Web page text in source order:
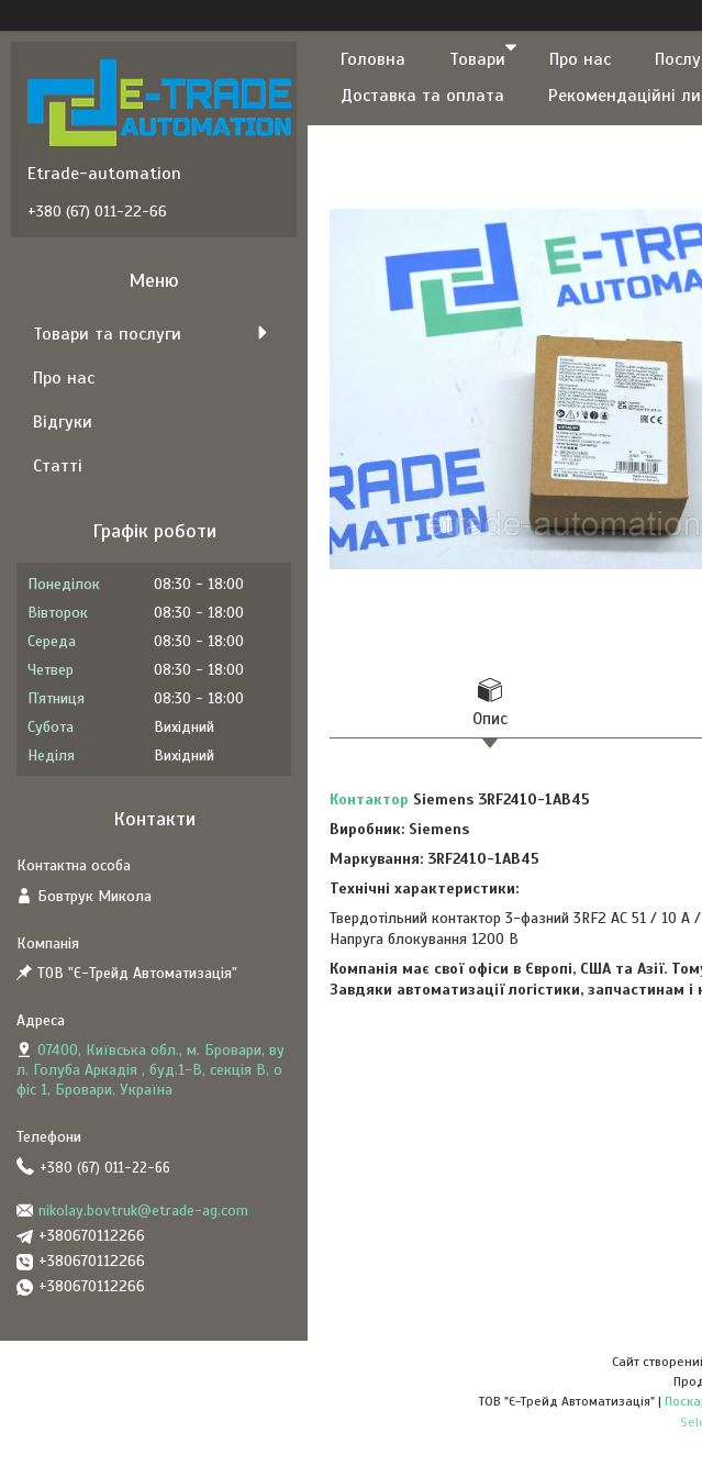
Головна Товари Про нас
Доставка та оплата
Рекомендаційні
Опис
Контактор Siemens 3RF2410-1AB45
Виробник: Siemens
Маркування: 3RF2410-1AB45
Технічні характеристики:
Твердотільний контактор 3-фазний 3RF2 AC 51 / 10
Напруга блокування 1200 В
Компанія має свої офіси в Європі, США та Азії.
Завдяки автоматизації логістики,
Etrade-automation
+380 (67) 011-22-66
Товари та послуги
Про нас
Відгуки
Статті
Графік роботи
Понеділок 08:30
18:00
Вівторок
08:30
18:00
Середа
08:30
18:00
Четвер
08:30
18:00
Пʼятниця
08:30
18:00
Субота
Вихідний
Неділя
Вихідний
Контакти
Бовтрук Микола
ТОВ "Є-Трейд Автоматизація"
07400, Київська обл., м. Бровари, ву
л. Голуба Аркадія , буд.1-В, секція В, о
фіс 1, Бровари, Україна
+380 (67) 011-22-66
nikolay.bovtruk@etrade-ag.com
+380670112266
+380670112266
+380670112266
Сайт
ТОВ "Є-Трейд Автоматизація" |